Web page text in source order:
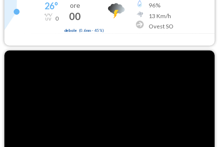
26°
0
ore
00
debole (0.6mm- 45 %)
96%
13 Km/h
Ovest SO